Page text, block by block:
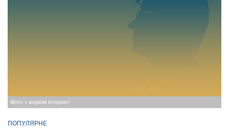
Фото з мережі Інтернет
ПОПУЛЯРНЕ